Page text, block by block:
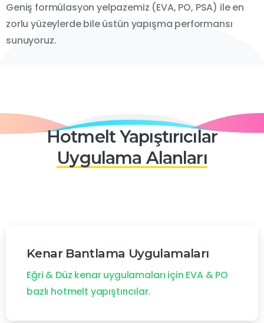
Geniş formülasyon yelpazemiz (EVA, PO, PSA) ile en
zorlu yüzeylerde bile üstün yapışma performansı
sunuyoruz.
Hotmelt Yapıştırıcılar
Uygulama Alanları
Kenar Bantlama Uygulamaları
Eğri & Düz kenar uygulamaları için EVA & PO
bazlı hotmelt yapıştırıcılar.
Merhaba! Size nasıl yardımcı olabilirim?